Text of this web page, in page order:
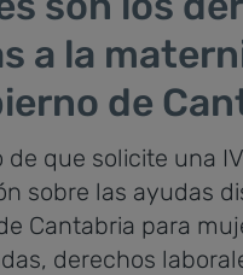
a la
de
de que solicite una
sobre las ayudas
Cantabria para
derechos